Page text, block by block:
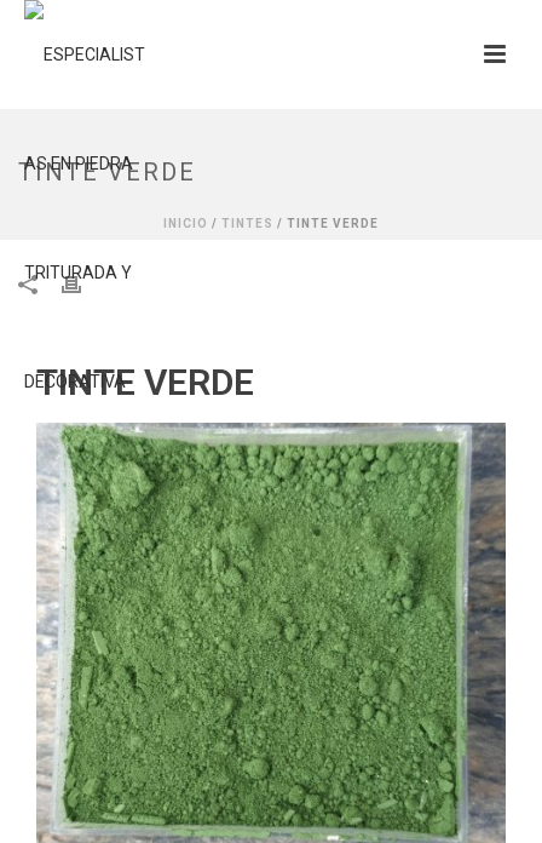
TINTE VERDE
INICIO / TINTES / TINTE VERDE
TINTE VERDE